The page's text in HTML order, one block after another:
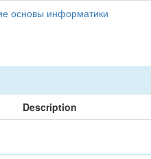
основы информатики
Description